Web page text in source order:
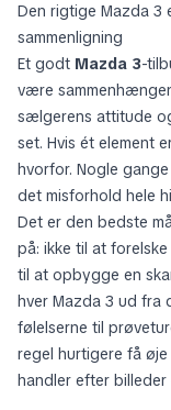
Den rigtige Mazda 3
sammenligning
Et godt Mazda 3-
være
sælgerens attitude
set. Hvis ét element
hvorfor. Nogle
det misforhold hele
Det er den bedste
på: ikke til at
til at opbygge en
hver Mazda 3 ud fra
følelserne til
regel hurtigere få
handler efter